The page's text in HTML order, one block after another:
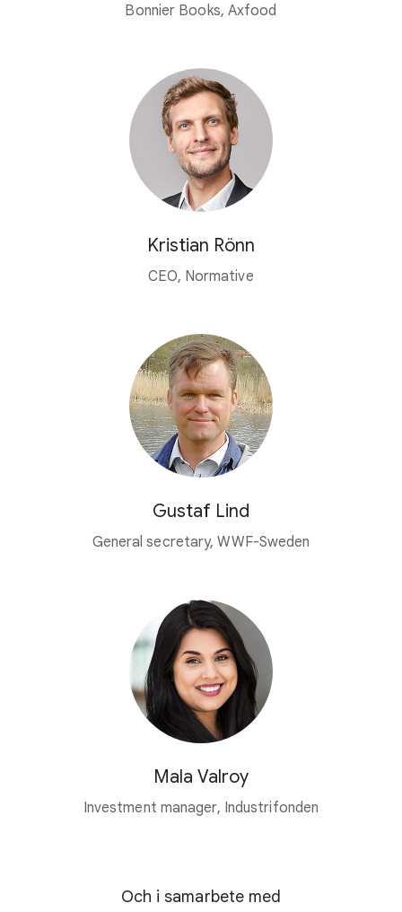
Bonnier Books, Axfood
Kristian Rönn
CEO, Normative
Gustaf Lind
General secretary, WWF-Sweden
Mala Valroy
Investment manager, Industrifonden
Och i samarbete med